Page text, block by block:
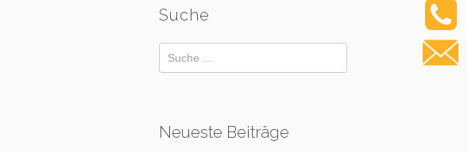
Suche
Neueste Beiträge